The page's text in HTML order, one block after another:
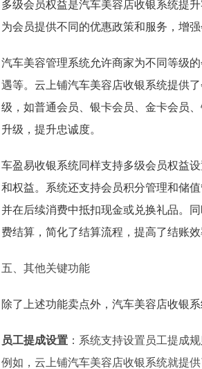
多级会员权益是汽车美容店收银系统提
为会员提供不同的优惠政策和服务，增强
汽车美容管理系统允许商家为不同等级
遇等。云上铺汽车美容店收银系统提供
级，如普通会员、银卡会员、金卡会员
升级，提升忠诚度。
车盈易收银系统同样支持多级会员权益
和权益。系统还支持会员积分管理和储
并在后续消费中抵扣现金或兑换礼品。
费结算，简化了结算流程，提高了结账效
五、其他关键功能
除了上述功能卖点外，汽车美容店收银
员工提成设置：系统支持设置员工提成
例如，云上铺汽车美容店收银系统就提